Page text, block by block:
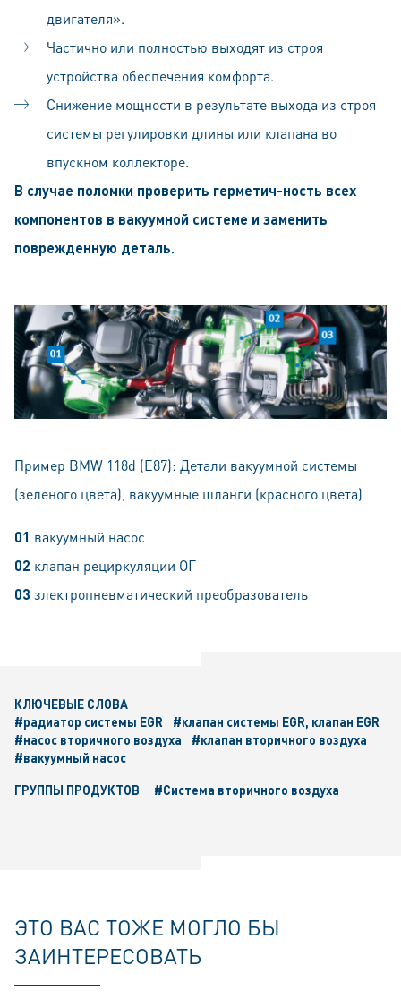
двигателя».
Частично или полностью выходят из строя
устройства обеспечения комфорта.
Снижение мощности в результате выхода из строя
системы регулировки длины или клапана во
впускном коллекторе.
В случае поломки проверить герметич-ность всех
компонентов в вакуумной системе и заменить
поврежденную деталь.
Пример BMW 118d (E87): Детали вакуумной системы
(зеленого цвета), вакуумные шланги (красного цвета)
01 вакуумный насос
02 клапан рециркуляции ОГ
03 злектропневматический преобразователь
КЛЮЧЕВЫЕ СЛОВА
#радиатор системы EGR
#клапан системы EGR, клапан EGR
#насос вторичного воздуха
#клапан вторичного воздуха
#вакуумный насос
ГРУППЫ ПРОДУКТОВ
#Система вторичного воздуха
ЭТО ВАС ТОЖЕ МОГЛО БЫ
ЗАИНТЕРЕСОВАТЬ